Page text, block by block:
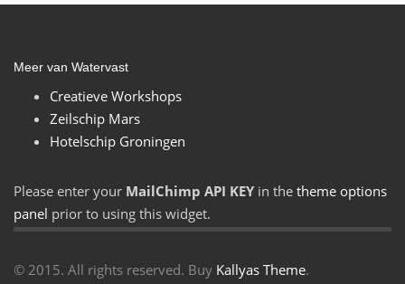
Meer van Watervast
Creatieve Workshops
Zeilschip Mars
Hotelschip Groningen
Please enter your MailChimp API KEY in the theme options
panel prior to using this widget.
© 2015. All rights reserved. Buy Kallyas Theme.